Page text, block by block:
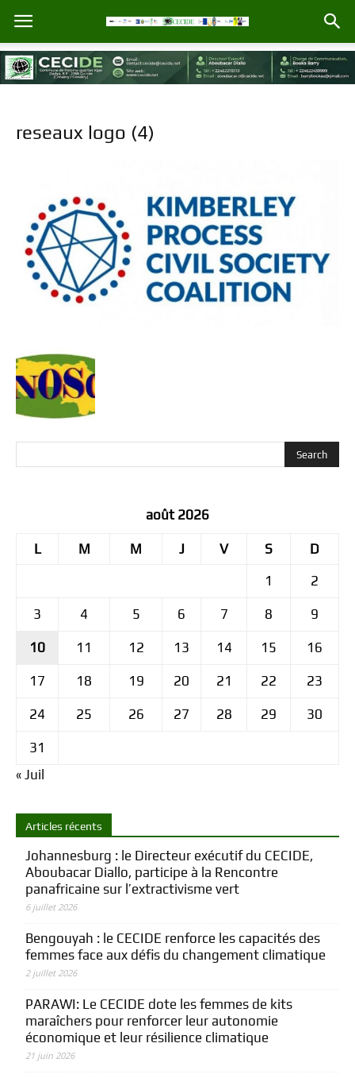
reseaux logo (4)
août 2026
L M M J V S
D
1
2
3 4 5 6 7 8 9
10 11 12 13 14 15 16
17 18 19 20 21 22 23
24 25 26 27 28 29 30
31
« Juil
Articles récents
Johannesburg : le Directeur exécutif du CECIDE,
Aboubacar Diallo, participe à la Rencontre
panafricaine sur l’extractivisme vert
6 juillet 2026
Bengouyah : le CECIDE renforce les capacités des
femmes face aux défis du changement climatique
2 juillet 2026
PARAWI: Le CECIDE dote les femmes de kits
maraîchers pour renforcer leur autonomie
économique et leur résilience climatique
21 juin 2026